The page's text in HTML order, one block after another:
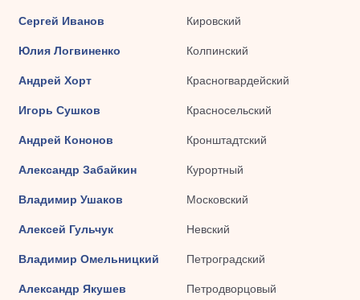
Сергей Иванов Кировский
Юлия Логвиненко Колпинский
Андрей Хорт Красногвардейский
Игорь Сушков Красносельский
Андрей Кононов Кронштадтский
Александр Забайкин Курортный
Владимир Ушаков Московский
Алексей Гульчук Невский
Владимир Омельницкий Петроградский
Александр Якушев Петродворцовый